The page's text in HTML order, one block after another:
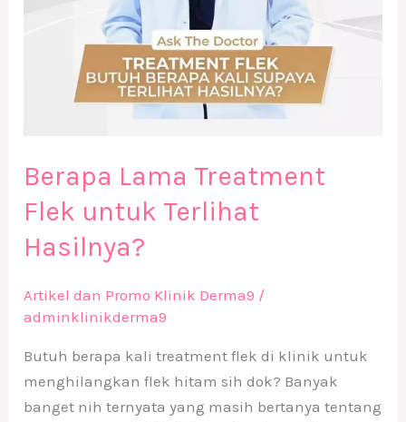
Berapa Lama Treatment
Flek untuk Terlihat
Hasilnya?
Artikel dan Promo Klinik Derma9 /
adminklinikderma9
Butuh berapa kali treatment flek di klinik untuk
menghilangkan flek hitam sih dok? Banyak
banget nih ternyata yang masih bertanya tentang